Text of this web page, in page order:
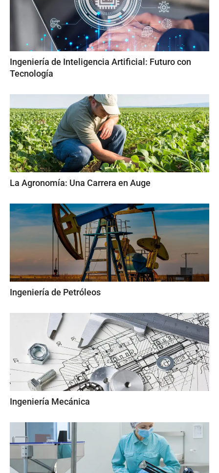
Ingeniería de Inteligencia Artificial: Futuro con
Tecnología
La Agronomía: Una Carrera en Auge
Ingeniería de Petróleos
Ingeniería Mecánica